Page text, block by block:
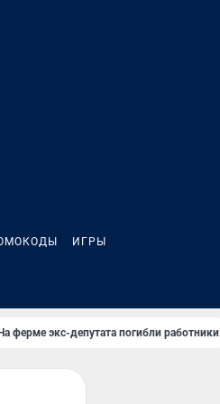
ИГРЫ
ферме экс-депутата погибли работники